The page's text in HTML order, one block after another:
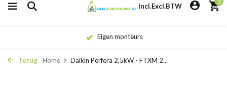
Incl.Excl.BTW
Eigen monteurs
Terug Home Daikin Perfera 2,5kW - FTXM 2...